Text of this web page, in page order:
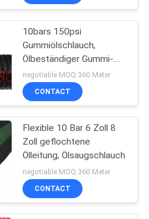
10bars 150psi
Gummiölschlauch,
Ölbeständiger Gummi-
Schlauch
negotiable MOQ:360 Meter
CONTACT
Flexible 10 Bar 6 Zoll 8
Zoll geflochtene
Ölleitung, Ölsaugschlauch
negotiable MOQ:360 Meter
CONTACT